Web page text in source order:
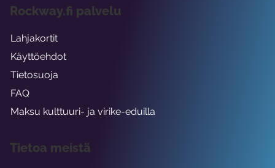
Rockway.fi palvelu
Lahjakortit
Käyttöehdot
Tietosuoja
FAQ
Maksu kulttuuri- ja virike-eduilla
Tietoa meistä